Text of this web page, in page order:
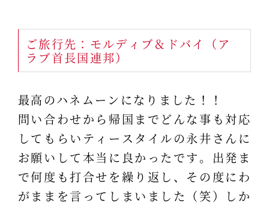
ご旅行先：モルディブ＆ドバイ（ア
ラブ首長国連邦）
最高のハネムーンになりました！！
問い合わせから帰国までどんな事も対応
してもらいティースタイルの永井さんに
お願いして本当に良かったです。出発ま
で何度も打合せを繰り返し、その度にわ
がままを言ってしまいました（笑）しか